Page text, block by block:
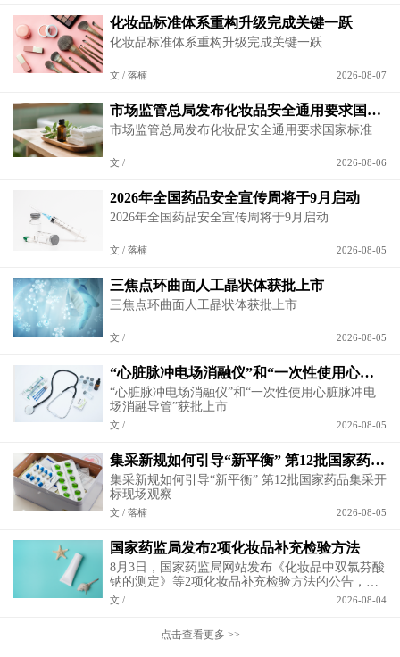
化妆品标准体系重构升级完成关键一跃
化妆品标准体系重构升级完成关键一跃
文 / 落楠 2026-08-07
市场监管总局发布化妆品安全通用要求国家标准
市场监管总局发布化妆品安全通用要求国家标准
文 / 2026-08-06
2026年全国药品安全宣传周将于9月启动
2026年全国药品安全宣传周将于9月启动
文 / 落楠 2026-08-05
三焦点环曲面人工晶状体获批上市
三焦点环曲面人工晶状体获批上市
文 / 2026-08-05
“心脏脉冲电场消融仪”和“一次性使用心脏脉冲电场消融导管”获批上市
“心脏脉冲电场消融仪”和“一次性使用心脏脉冲电
场消融导管”获批上市
文 / 2026-08-05
集采新规如何引导“新平衡” 第12批国家药品集采开标现场观察
集采新规如何引导“新平衡” 第12批国家药品集采开
标现场观察
文 / 落楠 2026-08-05
国家药监局发布2项化妆品补充检验方法
8月3日，国家药监局网站发布《化妆品中双氯芬酸
钠的测定》等2项化妆品补充检验方法的公告，全
文如下。
文 / 2026-08-04
点击查看更多 >>